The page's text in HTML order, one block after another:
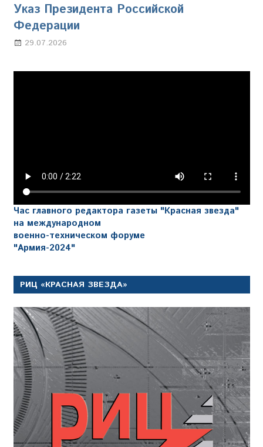
Указ Президента Российской
Федерации
29.07.2026
Час главного редактора газеты "Красная звезда"
на международном
военно-техническом форуме
"Армия-2024"
РИЦ «КРАСНАЯ ЗВЕЗДА»